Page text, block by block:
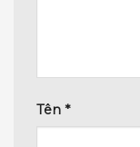
Tên *